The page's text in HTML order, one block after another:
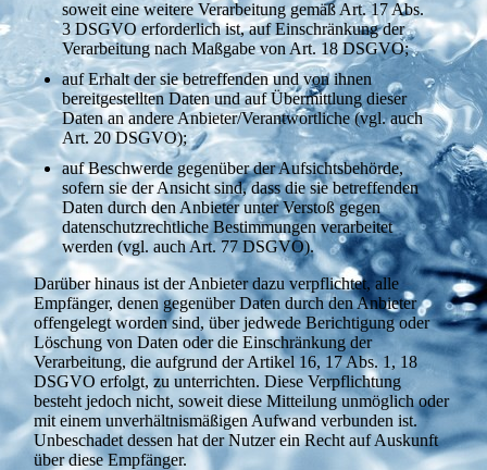
soweit eine weitere Verarbeitung gemäß Art. 17 Abs.
3 DSGVO erforderlich ist, auf Einschränkung der
Verarbeitung nach Maßgabe von Art. 18 DSGVO;
auf Erhalt der sie betreffenden und von ihnen
bereitgestellten Daten und auf Übermittlung dieser
Daten an andere Anbieter/Verantwortliche (vgl. auch
Art. 20 DSGVO);
auf Beschwerde gegenüber der Aufsichtsbehörde,
sofern sie der Ansicht sind, dass die sie betreffenden
Daten durch den Anbieter unter Verstoß gegen
datenschutzrechtliche Bestimmungen verarbeitet
werden (vgl. auch Art. 77 DSGVO).
Darüber hinaus ist der Anbieter dazu verpflichtet, alle
Empfänger, denen gegenüber Daten durch den Anbieter
offengelegt worden sind, über jedwede Berichtigung oder
Löschung von Daten oder die Einschränkung der
Verarbeitung, die aufgrund der Artikel 16, 17 Abs. 1, 18
DSGVO erfolgt, zu unterrichten. Diese Verpflichtung
besteht jedoch nicht, soweit diese Mitteilung unmöglich oder
mit einem unverhältnismäßigen Aufwand verbunden ist.
Unbeschadet dessen hat der Nutzer ein Recht auf Auskunft
über diese Empfänger.